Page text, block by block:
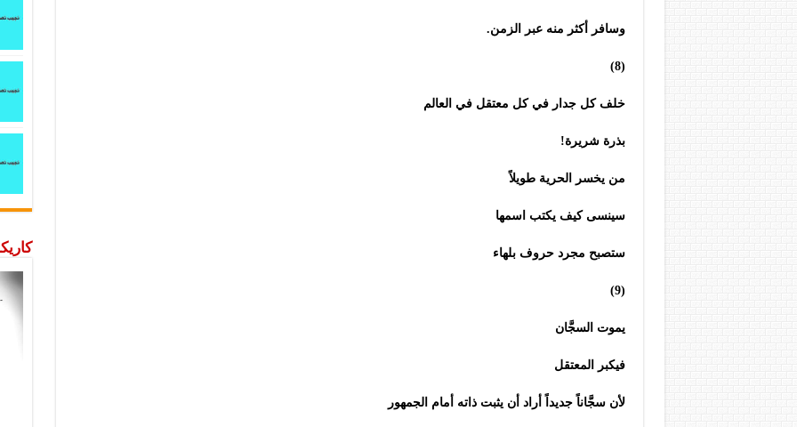
وسافر أكثر منه عبر الزمن.
(8)
خلف كل جدار في كل معتقل في العالم
بذرة شريرة!
من يخسر الحرية طويلاً
سينسى كيف يكتب اسمها
ستصبح مجرد حروف بلهاء
(9)
يموت السجَّان
فيكبر المعتقل
لأن سجَّاناً جديداً أراد أن يثبت ذاته أمام الجمهور